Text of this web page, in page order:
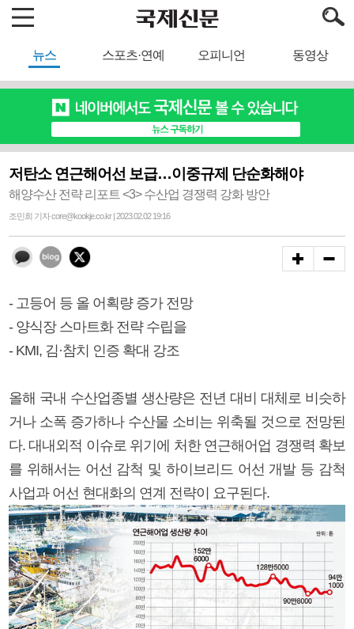
뉴스 스포츠·연예 오피니언 동영상
저탄소 연근해어선 보급…이중규제 단순화해야
해양수산 전략 리포트 <3> 수산업 경쟁력 강화 방안
조민희 기자 core@kookje.co.kr | 2023.02.02 19:16
- 고등어 등 올 어획량 증가 전망
- 양식장 스마트화 전략 수립을
- KMI, 김·참치 인증 확대 강조
올해 국내 수산업종별 생산량은 전년 대비 대체로 비슷하
거나 소폭 증가하나 수산물 소비는 위축될 것으로 전망된
다. 대내외적 이슈로 위기에 처한 연근해어업 경쟁력 확보
를 위해서는 어선 감척 및 하이브리드 어선 개발 등 감척
사업과 어선 현대화의 연계 전략이 요구된다.